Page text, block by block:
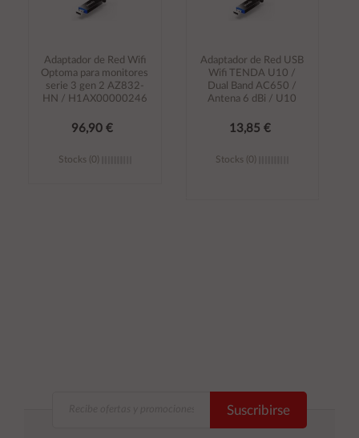
Adaptador de Red Wifi
Optoma para monitores
serie 3 gen 2 AZ832-
HN / H1AX00000246
96,90 €
Stocks (0)
Adaptador de Red USB
Wifi TENDA U10 /
Dual Band AC650 /
Antena 6 dBi / U10
13,85 €
Stocks (0)
Suscribirse